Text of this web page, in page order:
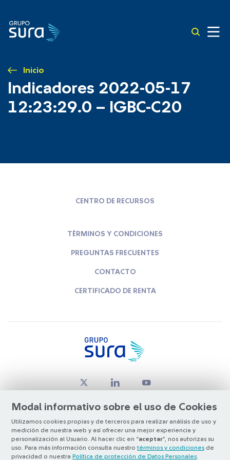
Inicio
Indicadores 2022-05-17
12:23:29.0 – IGBC-C20
Modal informativo sobre el uso de Cookies
Utilizamos cookies propias y de terceros para realizar análisis de uso y
medición de nuestra web y así ofrecer una mejor experiencia y
personalización al Usuario. Al hacer clic en “aceptar”, nos autorizas su
uso. Para más información consulta nuestro términos y condiciones de
privacidad o nuestra Política de protección de Datos Personales
CENTRO DE RECURSOS
TÉRMINOS Y CONDICIONES
PREGUNTAS FRECUENTES
CONTACTO
CERTIFICADO DE RENTA
© Copyright Grupo SURA 2026